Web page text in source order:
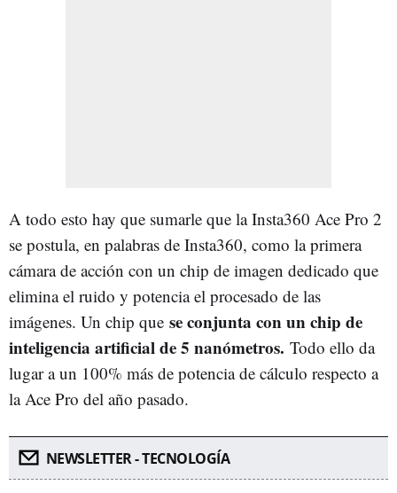
A todo esto hay que sumarle que la Insta360 Ace Pro 2
se postula, en palabras de Insta360, como la primera
cámara de acción con un chip de imagen dedicado que
elimina el ruido y potencia el procesado de las
imágenes. Un chip que se conjunta con un chip de
inteligencia artificial de 5 nanómetros. Todo ello da
lugar a un 100% más de potencia de cálculo respecto a
la Ace Pro del año pasado.
NEWSLETTER - TECNOLOGÍA